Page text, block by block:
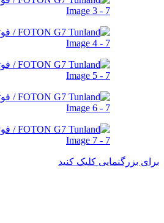
برای بزرگنمایی کلیک کنید